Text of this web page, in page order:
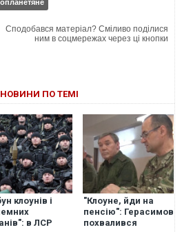
Сподобався матеріал? Сміливо поділися
ним в соцмережах через ці кнопки
НОВИНИ ПО ТЕМІ
клоунів і
в ЛСР
"Клоуне, йди на
пенсію": Герасимов
похвалився